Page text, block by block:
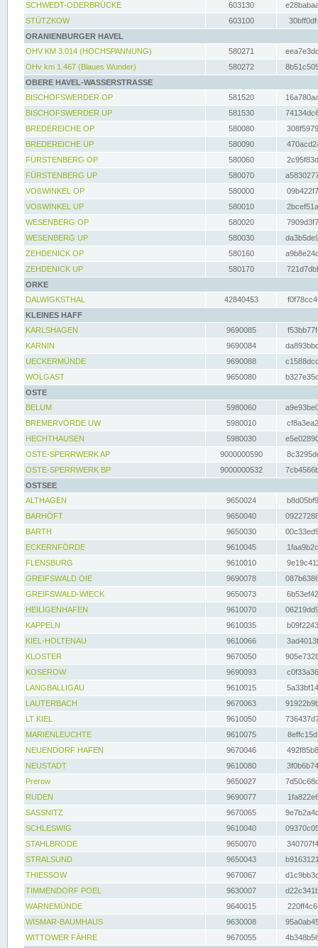
SCHWEDT-ODERBRÜCKE
603130
STÜTZKOW
603100
ORANIENBURGER HAVEL
OHV KM 3.014 (HOCHSPANNUNG)
580271
OHv km 1.467 (Blaues Wunder)
580272
OBERE HAVEL-WASSERSTRASSE
BISCHOFSWERDER OP
581520
BISCHOFSWERDER UP
581530
BREDEREICHE OP
580080
BREDEREICHE UP
580090
FÜRSTENBERG OP
580060
FÜRSTENBERG UP
580070
VOßWINKEL OP
580000
VOßWINKEL UP
580010
WESENBERG OP
580020
WESENBERG UP
580030
ZEHDENICK OP
580160
ZEHDENICK UP
580170
ORKE
DALWIGKSTHAL
42840453
KLEINES HAFF
KARLSHAGEN
9690085
KARNIN
9690084
UECKERMÜNDE
9690088
WOLGAST
9650080
OSTE
BELUM
5980060
BREMERVÖRDE UW
5980010
HECHTHAUSEN
5980030
OSTE-SPERRWERK AP
9000000590
OSTE-SPERRWERK BP
9000000532
OSTSEE
ALTHAGEN
9650024
BARHÖFT
9650040
BARTH
9650030
ECKERNFÖRDE
9610045
FLENSBURG
9610010
GREIFSWALD OIE
9690078
GREIFSWALD-WIECK
9650073
HEILIGENHAFEN
9610070
KAPPELN
9610035
KIEL-HOLTENAU
9610066
KLOSTER
9670050
KOSEROW
9690093
LANGBALLIGAU
9610015
LAUTERBACH
9670063
LT KIEL
9610050
MARIENLEUCHTE
9610075
NEUENDORF HAFEN
9670046
NEUSTADT
9610080
Prerow
9650027
RUDEN
9690077
SASSNITZ
9670065
SCHLESWIG
9610040
STAHLBRODE
9650070
STRALSUND
9650043
THIESSOW
9670067
TIMMENDORF POEL
9630007
WARNEMÜNDE
9640015
WISMAR-BAUMHAUS
9630008
WITTOWER FÄHRE
9670055